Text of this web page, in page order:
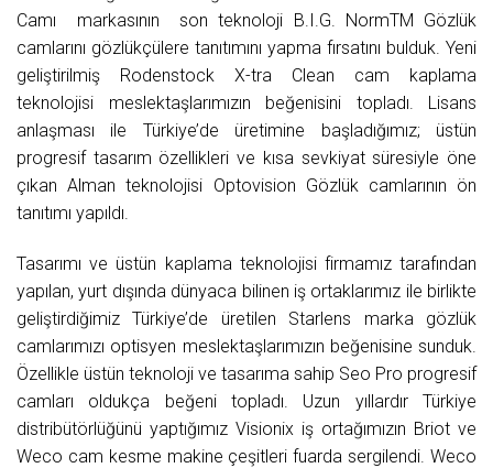
Camı markasının son teknoloji B.I.G. NormTM Gözlük
camlarını gözlükçülere tanıtımını yapma fırsatını bulduk. Yeni
geliştirilmiş Rodenstock X-tra Clean cam kaplama
teknolojisi meslektaşlarımızın beğenisini topladı. Lisans
anlaşması ile Türkiye’de üretimine başladığımız; üstün
progresif tasarım özellikleri ve kısa sevkiyat süresiyle öne
çıkan Alman teknolojisi Optovision Gözlük camlarının ön
tanıtımı yapıldı.
Tasarımı ve üstün kaplama teknolojisi firmamız tarafından
yapılan, yurt dışında dünyaca bilinen iş ortaklarımız ile birlikte
geliştirdiğimiz Türkiye’de üretilen Starlens marka gözlük
camlarımızı optisyen meslektaşlarımızın beğenisine sunduk.
Özellikle üstün teknoloji ve tasarıma sahip Seo Pro progresif
camları oldukça beğeni topladı. Uzun yıllardır Türkiye
distribütörlüğünü yaptığımız Visionix iş ortağımızın Briot ve
Weco cam kesme makine çeşitleri fuarda sergilendi. Weco